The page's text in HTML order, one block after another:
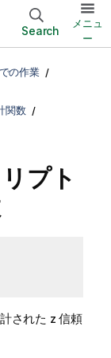
Search
メニュ
ー
の作業
関数
プト
された z 信頼